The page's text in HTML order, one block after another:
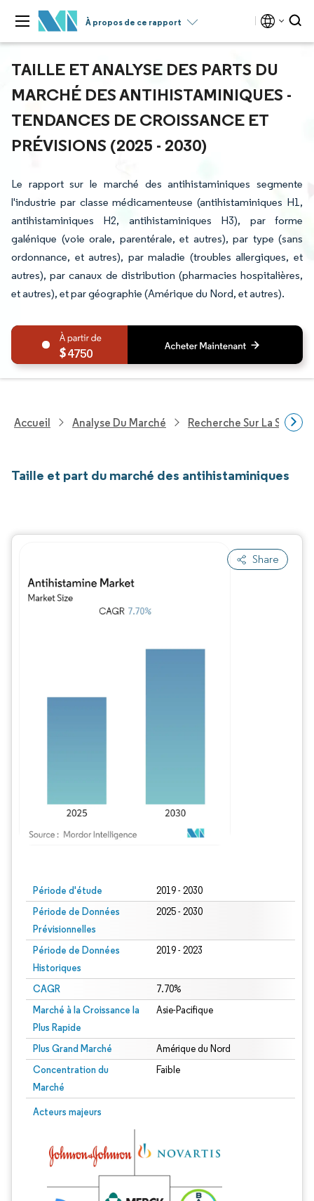
À propos de ce rapport
TAILLE ET ANALYSE DES PARTS DU
MARCHÉ DES ANTIHISTAMINIQUES -
TENDANCES DE CROISSANCE ET
PRÉVISIONS (2025 - 2030)
Le rapport sur le marché des antihistaminiques segmente
l'industrie par classe médicamenteuse (antihistaminiques H1,
antihistaminiques H2, antihistaminiques H3), par forme
galénique (voie orale, parentérale, et autres), par type (sans
ordonnance, et autres), par maladie (troubles allergiques, et
autres), par canaux de distribution (pharmacies hospitalières,
et autres), et par géographie (Amérique du Nord, et autres).
4750
Accueil Analyse Du Marché Recherche Sur La Santé
Taille et part du marché des antihistaminiques
Share
Période d'étude 2019 - 2030
Période de Données
Prévisionnelles
2025 - 2030
Période de Données
Historiques
2019 - 2023
CAGR 7.70%
Marché à la Croissance la
Plus Rapide
Asie-Pacifique
Plus Grand Marché Amérique du Nord
Concentration du
Marché
Faible
Acteurs majeurs